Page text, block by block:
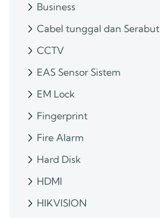
Business
Cabel tunggal dan Serabut
CCTV
EAS Sensor Sistem
EM Lock
Fingerprint
Fire Alarm
Hard Disk
HDMI
HIKVISION